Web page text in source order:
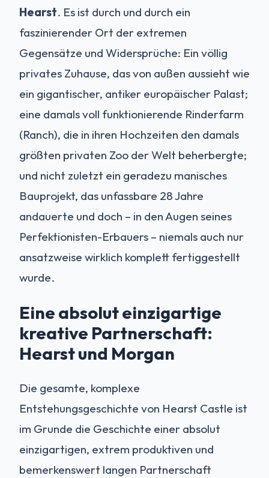
Hearst. Es ist durch und durch ein
faszinierender Ort der extremen
Gegensätze und Widersprüche: Ein völlig
privates Zuhause, das von außen aussieht wie
ein gigantischer, antiker europäischer Palast;
eine damals voll funktionierende Rinderfarm
(Ranch), die in ihren Hochzeiten den damals
größten privaten Zoo der Welt beherbergte;
und nicht zuletzt ein geradezu manisches
Bauprojekt, das unfassbare 28 Jahre
andauerte und doch – in den Augen seines
Perfektionisten-Erbauers – niemals auch nur
ansatzweise wirklich komplett fertiggestellt
wurde.
Eine absolut einzigartige
kreative Partnerschaft:
Hearst und Morgan
Die gesamte, komplexe
Entstehungsgeschichte von Hearst Castle ist
im Grunde die Geschichte einer absolut
einzigartigen, extrem produktiven und
bemerkenswert langen Partnerschaft